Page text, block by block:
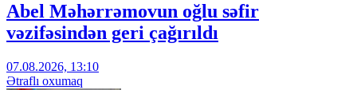
Abel Məhərrəmovun oğlu səfir
vəzifəsindən geri çağırıldı
07.08.2026, 13:10
Ətraflı oxumaq